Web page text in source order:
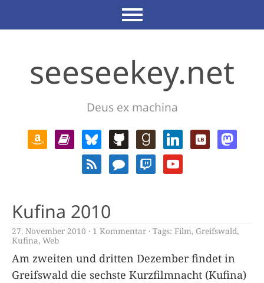
seeseekey.net
Deus ex machina
Kufina 2010
27. November 2010 1 Kommentar Tags: Film, Greifswald,
Kufina, Web
Am zweiten und dritten Dezember findet in
Greifswald die sechste Kurzfilmnacht (Kufina)